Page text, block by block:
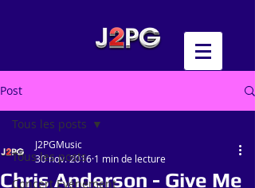
Post
Tous les posts
Concert Evénement
Tous les posts
Chris Anderson - Give Me
J2PGMusic
30 nov. 2016 1 min de lecture